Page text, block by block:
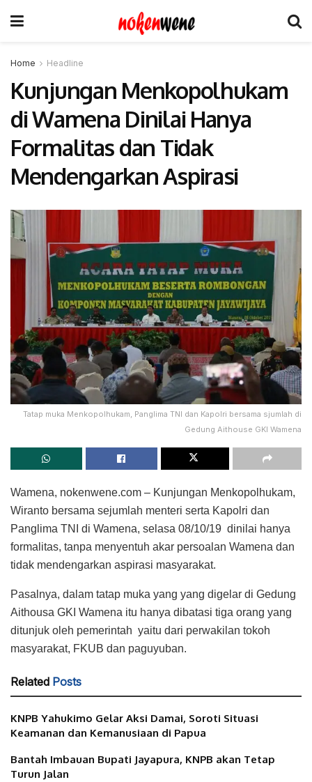
Home Headline
Kunjungan Menkopolhukam
di Wamena Dinilai Hanya
Formalitas dan Tidak
Mendengarkan Aspirasi
Tatap muka Menkopolhukam, Panglima TNI dan Kapolri bersama sjumlah di
Gedung Aithouse GKI Wamena
Wamena, nokenwene.com – Kunjungan Menkopolhukam,
Wiranto bersama sejumlah menteri serta Kapolri dan
Panglima TNI di Wamena, selasa 08/10/19 dinilai hanya
formalitas, tanpa menyentuh akar persoalan Wamena dan
tidak mendengarkan aspirasi masyarakat.
Pasalnya, dalam tatap muka yang yang digelar di Gedung
Aithousa GKI Wamena itu hanya dibatasi tiga orang yang
ditunjuk oleh pemerintah yaitu dari perwakilan tokoh
masyarakat, FKUB dan paguyuban.
Related Posts
KNPB Yahukimo Gelar Aksi Damai, Soroti Situasi
Keamanan dan Kemanusiaan di Papua
Bantah Imbauan Bupati Jayapura, KNPB akan Tetap
Turun Jalan